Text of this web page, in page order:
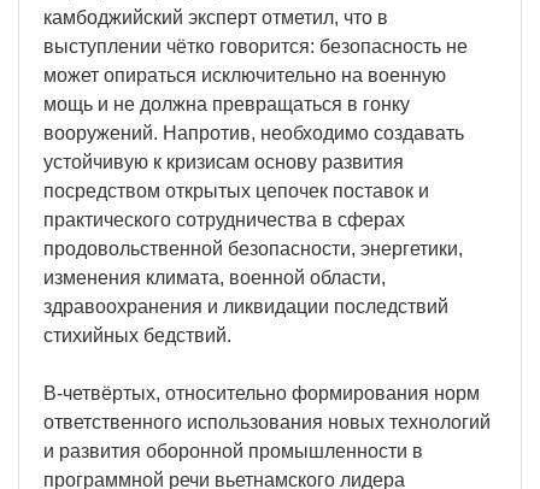
камбоджийский эксперт отметил, что в
выступлении чётко говорится: безопасность не
может опираться исключительно на военную
мощь и не должна превращаться в гонку
вооружений. Напротив, необходимо создавать
устойчивую к кризисам основу развития
посредством открытых цепочек поставок и
практического сотрудничества в сферах
продовольственной безопасности, энергетики,
изменения климата, военной области,
здравоохранения и ликвидации последствий
стихийных бедствий.
В-четвёртых, относительно формирования норм
ответственного использования новых технологий
и развития оборонной промышленности в
программной речи вьетнамского лидера